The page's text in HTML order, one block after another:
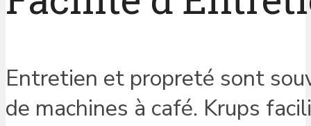
Entretien et propreté sont
de machines à café. Krups